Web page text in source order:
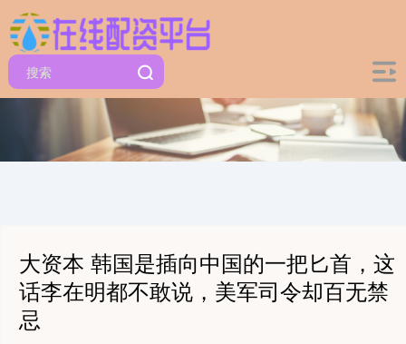
大资本 韩国是插向中国的一把匕首，这
话李在明都不敢说，美军司令却百无禁
忌